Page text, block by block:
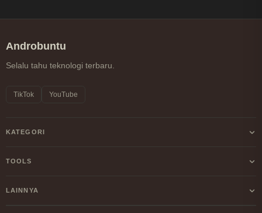
Androbuntu
Selalu tahu teknologi terbaru.
TikTok YouTube
KATEGORI
Android
TOOLS
Kalkulator Profit/Loss Crypto
LAINNYA